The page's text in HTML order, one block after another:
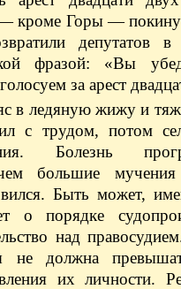
— кроме Горы —
депутатов
фразой: «Вы
за арест
в ледяную жижу и
с трудом, потом
Болезнь
большие мучения
Быть может,
о порядке
над
не должна
их личности.